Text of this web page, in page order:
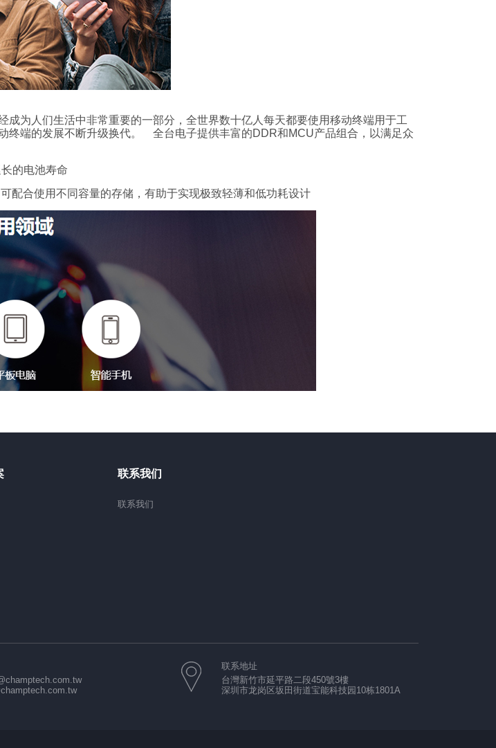
为人们生活中非常重要的一部分，全世界数十亿人每天都要使用移动终端用于工
终端的发展不断升级换代。 全台电子提供丰富的DDR和MCU产品组合，以满足众
的电池寿命
合使用不同容量的存储，有助于实现极致轻薄和低功耗设计
联系我们
联系我们
联系地址
台灣新竹市延平路二段450號3樓
深圳市龙岗区坂田街道宝能科技园10栋1801A